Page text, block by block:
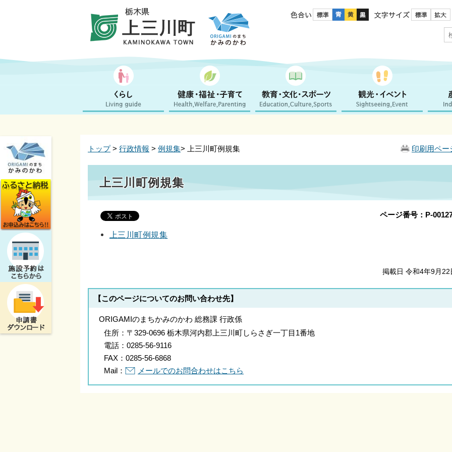
色合い 文字サイズ
印刷用ペー
トップ> 行政情報 > 例規集> 上三川町例規集
上三川町例規集
ページ番号：P-
上三川町例規集
掲載日 令和4年9月22
【このページについてのお問い合わせ先】
ORIGAMIのまちかみのかわ 総務課 行政係
住所： 〒329-0696 栃木県河内郡上三川町しらさぎ一丁目1番地
電話： 0285-56-9116
FAX： 0285-56-6868
Mail：
メールでのお問合わせはこちら